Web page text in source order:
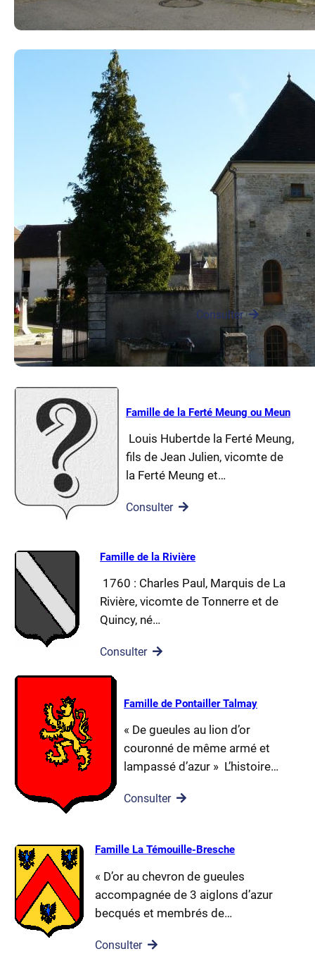
Historique de la
famille Courtot de
D’après les
manuscrits de
l’Abbé Renaut
François-Charles
de Vichy, baron de
Ménétreux, était
marié à…
Consulter
Famille de la Ferté Meung ou Meun
Louis Hubertde la Ferté Meung,
fils de Jean Julien, vicomte de
la Ferté Meung et…
Consulter
Famille de la Rivière
1760 : Charles Paul, Marquis de La
Rivière, vicomte de Tonnerre et de
Quincy, né…
Consulter
Famille de Pontailler Talmay
« De gueules au lion d’or
couronné de même armé et
lampassé d’azur » L’histoire…
Consulter
Famille La Témouille-Bresche
« D’or au chevron de gueules
accompagnée de 3 aiglons d’azur
becqués et membrés de…
Consulter